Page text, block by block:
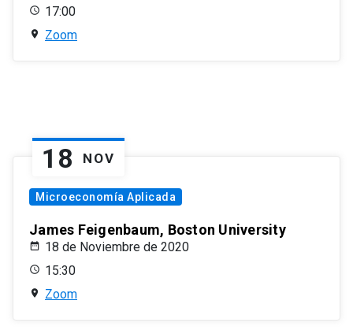
17:00
Zoom
18 NOV
Microeconomía Aplicada
James Feigenbaum, Boston University
18 de Noviembre de 2020
15:30
Zoom